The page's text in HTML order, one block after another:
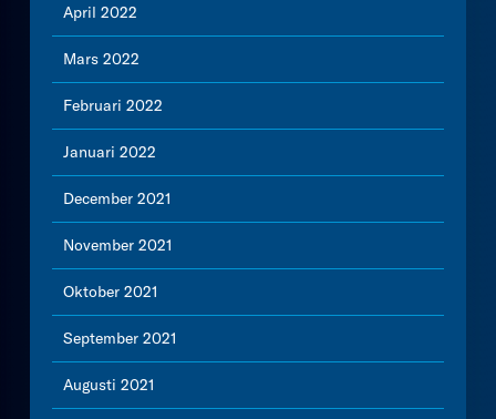
April 2022
Mars 2022
Februari 2022
Januari 2022
December 2021
November 2021
Oktober 2021
September 2021
Augusti 2021